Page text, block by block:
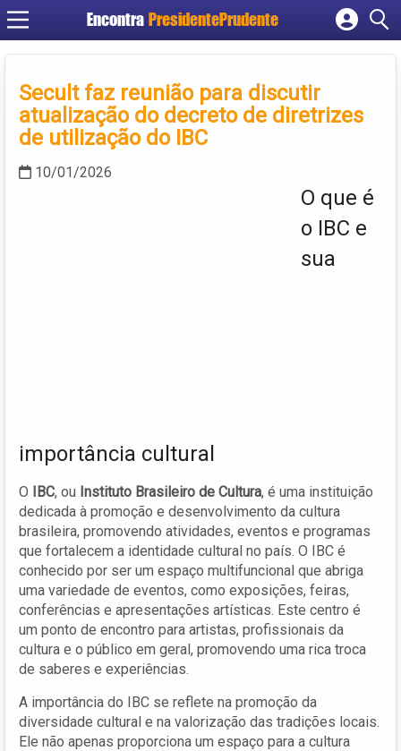
Encontra PresidentePrudente
Cadastrar empresa
Criar conta
Secult faz reunião para discutir
atualização do decreto de diretrizes
de utilização do IBC
10/01/2026
O que é
o IBC e
sua
importância cultural
O IBC, ou Instituto Brasileiro de Cultura, é uma instituição
dedicada à promoção e desenvolvimento da cultura
brasileira, promovendo atividades, eventos e programas
que fortalecem a identidade cultural no país. O IBC é
conhecido por ser um espaço multifuncional que abriga
uma variedade de eventos, como exposições, feiras,
conferências e apresentações artísticas. Este centro é
um ponto de encontro para artistas, profissionais da
cultura e o público em geral, promovendo uma rica troca
de saberes e experiências.
A importância do IBC se reflete na promoção da
diversidade cultural e na valorização das tradições locais.
Ele não apenas proporciona um espaço para a cultura